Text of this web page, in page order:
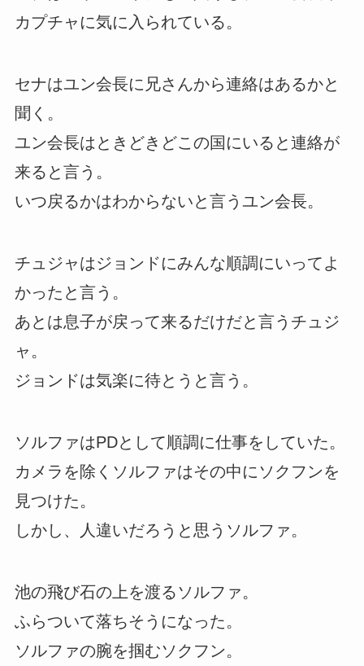
カプチャに気に入られている。
セナはユン会長に兄さんから連絡はあるかと
聞く。
ユン会長はときどきどこの国にいると連絡が
来ると言う。
いつ戻るかはわからないと言うユン会長。
チュジャはジョンドにみんな順調にいってよ
かったと言う。
あとは息子が戻って来るだけだと言うチュジ
ャ。
ジョンドは気楽に待とうと言う。
ソルファはPDとして順調に仕事をしていた。
カメラを除くソルファはその中にソクフンを
見つけた。
しかし、人違いだろうと思うソルファ。
池の飛び石の上を渡るソルファ。
ふらついて落ちそうになった。
ソルファの腕を掴むソクフン。